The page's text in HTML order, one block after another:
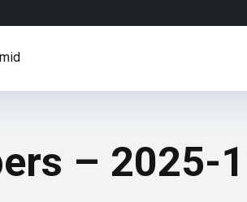
– 2025-